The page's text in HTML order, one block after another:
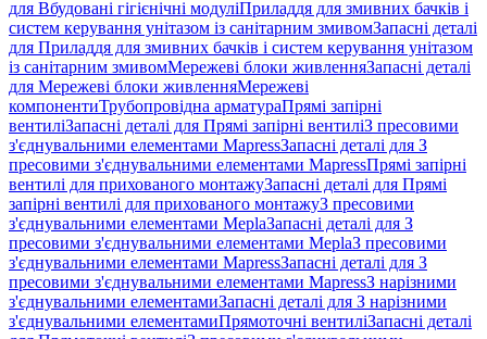
для Вбудовані гігієнічні модуліПриладдя для змивних бачків і
систем керування унітазом із санітарним змивомЗапасні деталі
для Приладдя для змивних бачків і систем керування унітазом
із санітарним змивомМережеві блоки живленняЗапасні деталі
для Мережеві блоки живленняМережеві
компонентиТрубопровідна арматураПрямі запірні
вентиліЗапасні деталі для Прямі запірні вентиліЗ пресовими
з'єднувальними елементами MapressЗапасні деталі для З
пресовими з'єднувальними елементами MapressПрямі запірні
вентилі для прихованого монтажуЗапасні деталі для Прямі
запірні вентилі для прихованого монтажуЗ пресовими
з'єднувальними елементами MeplaЗапасні деталі для З
пресовими з'єднувальними елементами MeplaЗ пресовими
з'єднувальними елементами MapressЗапасні деталі для З
пресовими з'єднувальними елементами MapressЗ нарізними
з'єднувальними елементамиЗапасні деталі для З нарізними
з'єднувальними елементамиПрямоточні вентиліЗапасні деталі